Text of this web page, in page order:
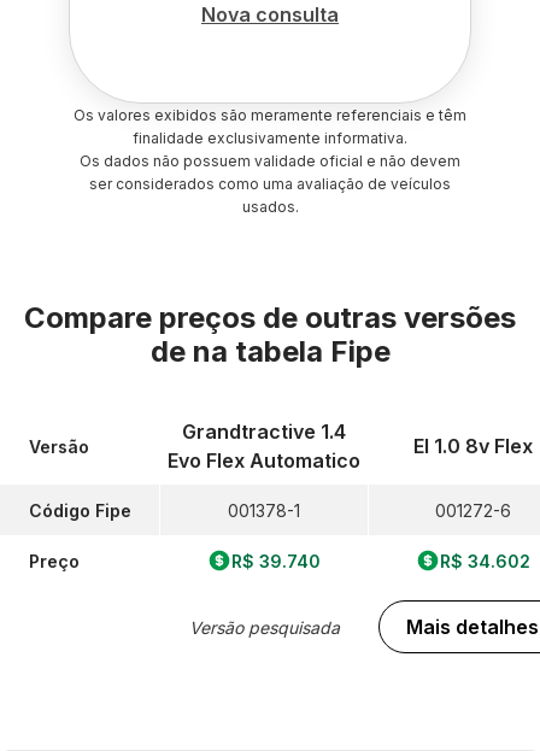
Nova consulta
Os valores exibidos são meramente referenciais e têm
finalidade exclusivamente informativa.
Os dados não possuem validade oficial e não devem
ser considerados como uma avaliação de veículos
usados.
Compare preços de outras versões
de na tabela Fipe
Versão
Código Fipe
Preço
Grandtractive 1.4
Evo Flex Automatico
001378-1
R$ 39.740
Versão pesquisada
El 1.0 8v Flex
001272-6
R$ 34.602
Mais detalhes